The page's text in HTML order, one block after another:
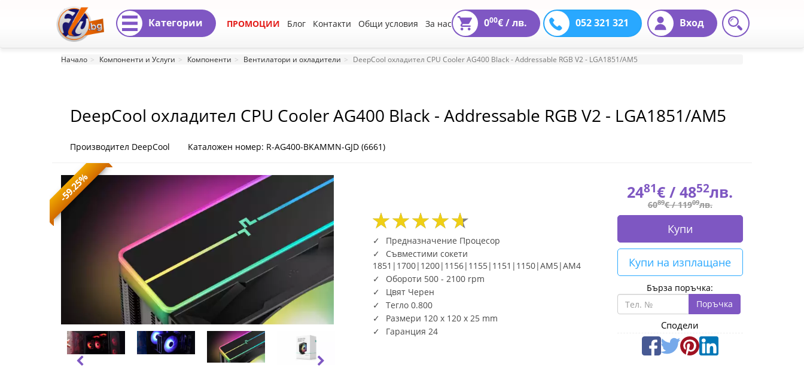
DeepCool
Cooler
AG400
Black
-
Addressable
LGA1851/AM5
R-
AG400-
Категории ПРОМОЦИИ Блог Контакти Общи условия За нас Вход
052 321 321
000€ /лв.
Начало Компоненти и Услуги Компоненти Вентилатори и охладители DeepCool охладител CPU Cooler AG400 Black - Addressable RGB V2 - LGA1851/AM5
DeepCool охладител CPU Cooler AG400 Black - Addressable RGB V2 - LGA1851/AM5
Производител DeepCool Каталожен номер: R-AG400-BKAMMN-GJD (6661)
-59.25%
Предназначение Процесор
Съвместими сокети
1851|1700|1200|1156|1155|1151|1150|AM5|AM4
Обороти 500 - 2100 rpm
Цвят Черен
Тегло 0.800
Размери 120 x 120 x 25 mm
Гаранция 24
2481€ /4852лв.
6089€ /11909лв.
Купи
Купи на изплащане
Бърза поръчка:
Поръчка
Сподели